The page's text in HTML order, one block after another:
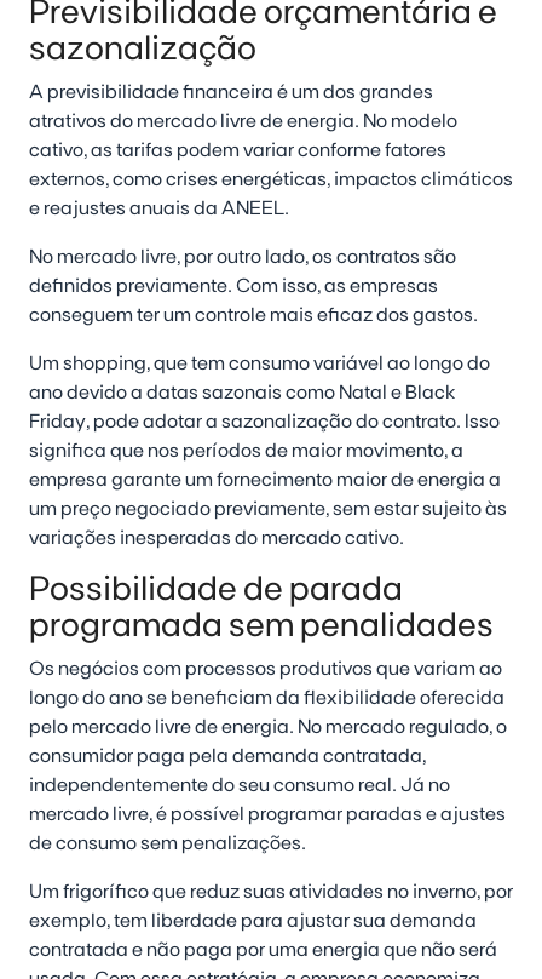
Previsibilidade orçamentária e
sazonalização
A previsibilidade financeira é um dos grandes
atrativos do mercado livre de energia. No modelo
cativo, as tarifas podem variar conforme fatores
externos, como crises energéticas, impactos climáticos
e reajustes anuais da ANEEL.
No mercado livre, por outro lado, os contratos são
definidos previamente. Com isso, as empresas
conseguem ter um controle mais eficaz dos gastos.
Um shopping, que tem consumo variável ao longo do
ano devido a datas sazonais como Natal e Black
Friday, pode adotar a sazonalização do contrato. Isso
significa que nos períodos de maior movimento, a
empresa garante um fornecimento maior de energia a
um preço negociado previamente, sem estar sujeito às
variações inesperadas do mercado cativo.
Possibilidade de parada
programada sem penalidades
Os negócios com processos produtivos que variam ao
longo do ano se beneficiam da flexibilidade oferecida
pelo mercado livre de energia. No mercado regulado, o
consumidor paga pela demanda contratada,
independentemente do seu consumo real. Já no
mercado livre, é possível programar paradas e ajustes
de consumo sem penalizações.
Um frigorífico que reduz suas atividades no inverno, por
exemplo, tem liberdade para ajustar sua demanda
contratada e não paga por uma energia que não será